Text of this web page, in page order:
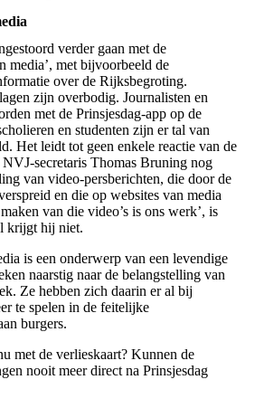
verder gaan met de
media’, met bijvoorbeeld de
over de Rijksbegroting.
zijn overbodig. Journalisten en
met de Prinsjesdag-app op de
en studenten zijn er tal van
Het leidt tot geen enkele reactie van de
secretaris Thomas Bruning nog
van video-persberichten, die door de
en die op websites van media
van die video’s is ons werk’, is
krijgt hij niet.
is een onderwerp van een levendige
naarstig naar de belangstelling van
Ze hebben zich daarin er al bij
te spelen in de feitelijke
burgers.
met de verlieskaart? Kunnen de
nooit meer direct na Prinsjesdag